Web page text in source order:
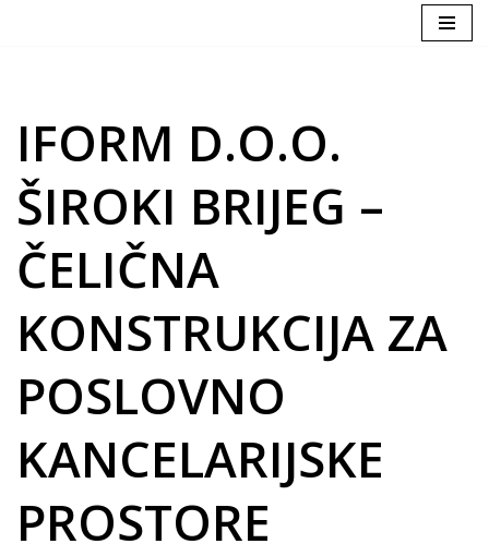
IFORM D.O.O.
ŠIROKI BRIJEG –
ČELIČNA
KONSTRUKCIJA ZA
POSLOVNO
KANCELARIJSKE
PROSTORE